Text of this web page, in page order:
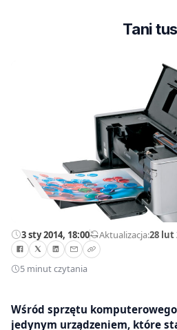
Tani
3 sty 2014, 18:00—Aktualizacja:28 lut
5 minut czytania
Wśród sprzętu
jedynym urządzeniem, które